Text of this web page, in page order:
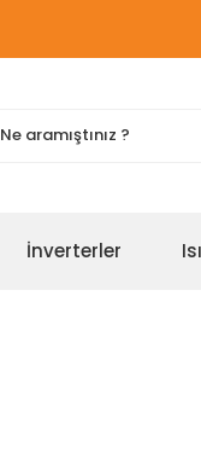
İnverterler